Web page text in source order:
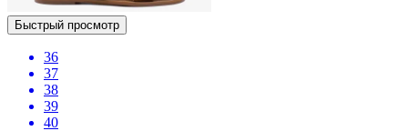
Быстрый просмотр
36
37
38
39
40